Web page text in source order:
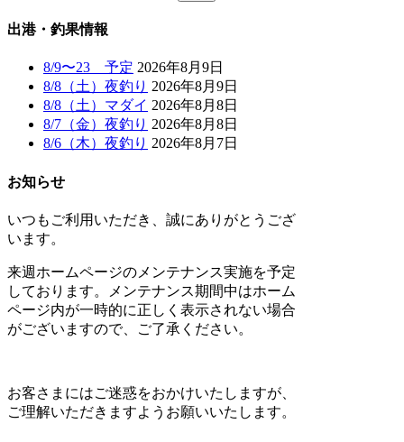
出港・釣果情報
8/9〜23 予定 2026年8月9日
8/8（土）夜釣り 2026年8月9日
8/8（土）マダイ 2026年8月8日
8/7（金）夜釣り 2026年8月8日
8/6（木）夜釣り 2026年8月7日
お知らせ
いつもご利用いただき、誠にありがとうござ
います。
来週ホームページのメンテナンス実施を予定
しております。メンテナンス期間中はホーム
ページ内が一時的に正しく表示されない場合
がございますので、ご了承ください。
お客さまにはご迷惑をおかけいたしますが、
ご理解いただきますようお願いいたします。